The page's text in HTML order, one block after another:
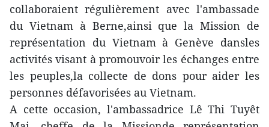
collaboraient régulièrement avec l'ambassade
du Vietnam à Berne,ainsi que la Mission de
représentation du Vietnam à Genève dansles
activités visant à promouvoir les échanges entre
les peuples,la collecte de dons pour aider les
personnes défavorisées au Vietnam.
A cette occasion, l'ambassadrice Lê Thi Tuyêt